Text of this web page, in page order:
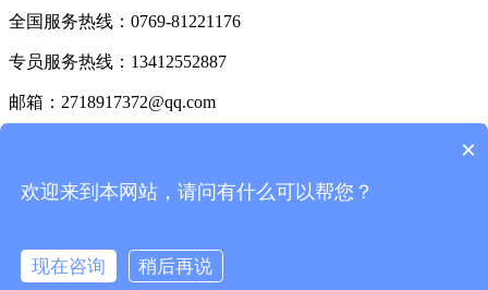
全国服务热线：0769-81221176
专员服务热线：13412552887
邮箱：2718917372@qq.com
【免责声明】网站内容部分来自网络.若有侵权行为请告知网
站管理员.本网站将立即给予删除【版权声明】若无告之盗用
ICP备案号： 粤ICP备17115279号
×
欢迎来到本网站，请问有什么可以帮您？
现在咨询
稍后再说